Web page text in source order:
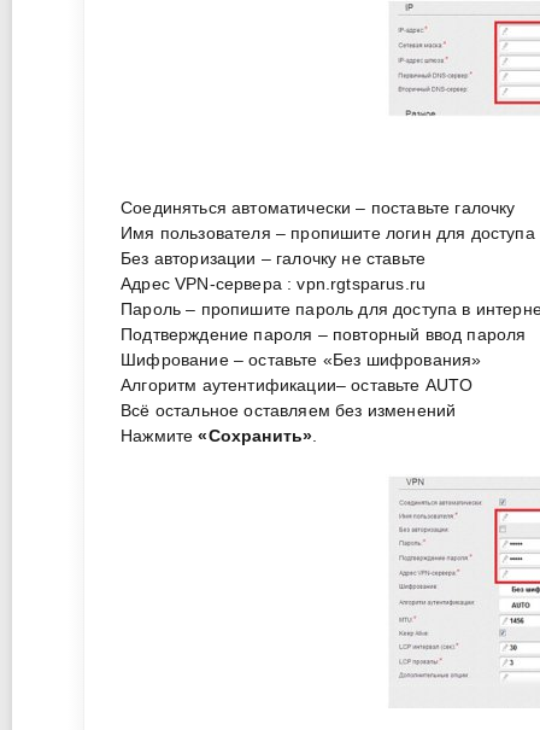
Соединяться автоматически – поставьте галочку
Имя пользователя – пропишите логин для
Без авторизации – галочку не ставьте
Адрес VPN-сервера : vpn.rgtsparus.ru
Пароль – пропишите пароль для доступа в
Подтверждение пароля – повторный ввод пароля
Шифрование – оставьте «Без шифрования»
Алгоритм аутентификации– оставьте AUTO
Всё остальное оставляем без изменений
Нажмите «Сохранить».